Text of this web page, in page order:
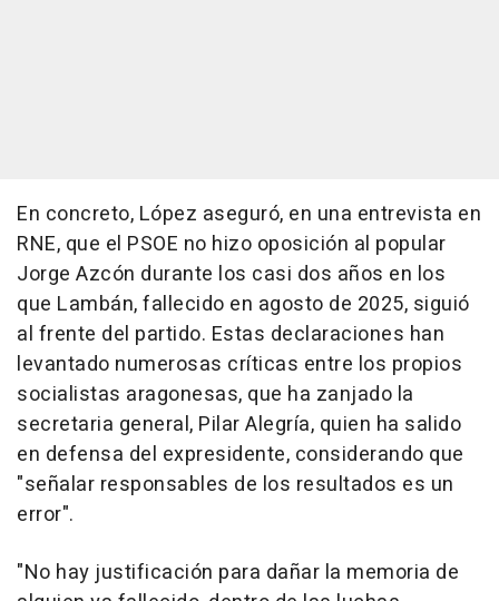
En concreto, López aseguró, en una entrevista en
RNE, que el PSOE no hizo oposición al popular
Jorge Azcón durante los casi dos años en los
que Lambán, fallecido en agosto de 2025, siguió
al frente del partido. Estas declaraciones han
levantado numerosas críticas entre los propios
socialistas aragonesas, que ha zanjado la
secretaria general, Pilar Alegría, quien ha salido
en defensa del expresidente, considerando que
"señalar responsables de los resultados es un
error".
"No hay justificación para dañar la memoria de